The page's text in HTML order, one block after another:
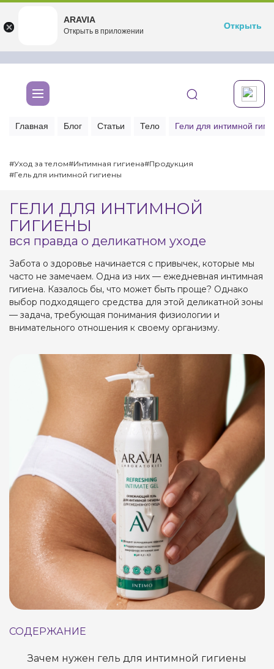
undefined
Бесплатноru.aravia.new
Открыть
Главная Блог Статьи Тело Гели для интимной
#Уход за телом#Интимная гигиена#Продукция
#Гель для интимной гигиены
ГЕЛИ ДЛЯ ИНТИМНОЙ
ГИГИЕНЫ
вся правда о деликатном уходе
Забота о здоровье начинается с привычек, которые мы
часто не замечаем. Одна из них — ежедневная интимная
гигиена. Казалось бы, что может быть проще? Однако
выбор подходящего средства для этой деликатной зоны
— задача, требующая понимания физиологии и
внимательного отношения к своему организму.
СОДЕРЖАНИЕ
Зачем нужен гель для интимной гигиены
ARAVIA
Открыть в приложении
Открыть